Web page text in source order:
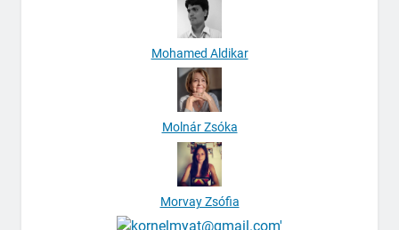
Mohamed Aldikar
Molnár Zsóka
Morvay Zsófia